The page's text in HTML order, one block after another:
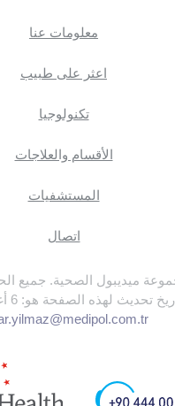
معلومات عنا
اعثر على طبيب
تكنولوجيا
الأقسام والعلاجات
المستشفيات
اتصال
ميديبول الصحية. جميع
تحديث لهذه الصفحة هو: 6 أغسطس 2026 /